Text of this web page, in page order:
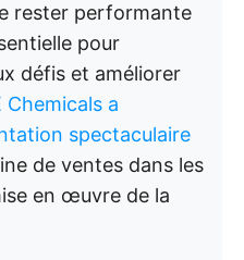
rester performante
pour
défis et améliorer
Chemicals a
spectaculaire
de ventes dans les
en œuvre de la